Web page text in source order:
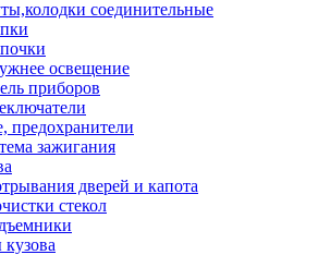
соединительные
освещение
приборов
предохранители
зажигания
дверей и капота
стекол